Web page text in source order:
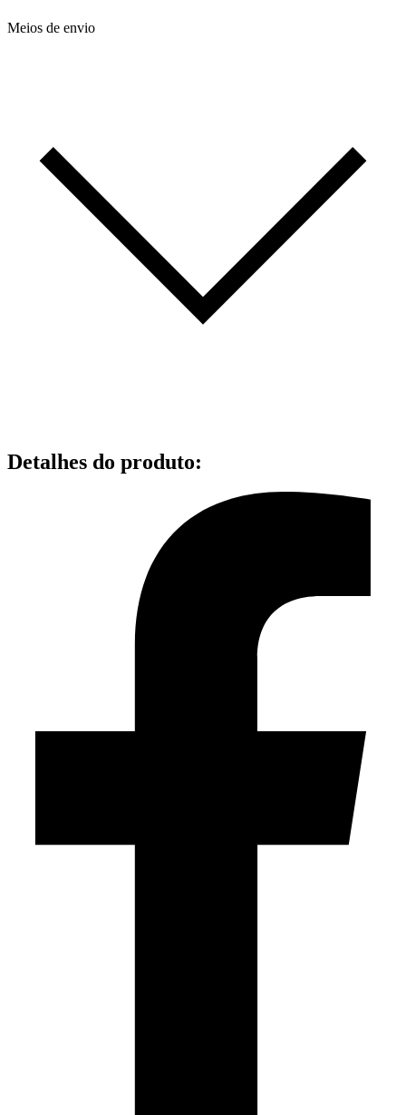
Meios de envio
Detalhes do produto: